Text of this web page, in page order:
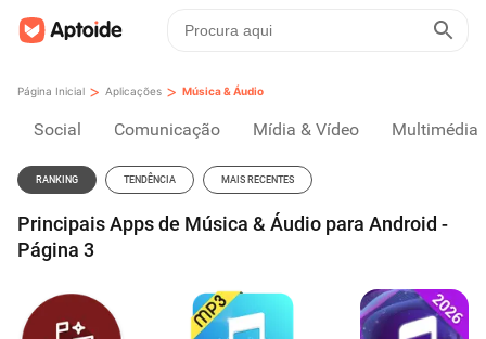
Página Inicial > Aplicações > Música & Áudio
Social Comunicação Mídia & Vídeo Multimédia
RANKING TENDÊNCIA MAIS RECENTES
Principais Apps de Música & Áudio para Android -
Página 3